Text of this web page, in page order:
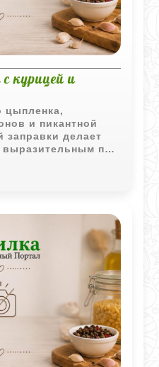
курицей и
цыпленка,
и пикантной
заправки делает
выразительным по
для
праздничной